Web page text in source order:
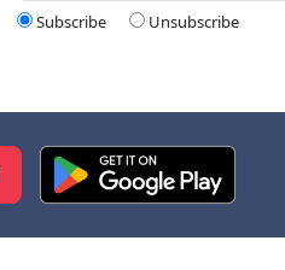
Subscribe Unsubscribe